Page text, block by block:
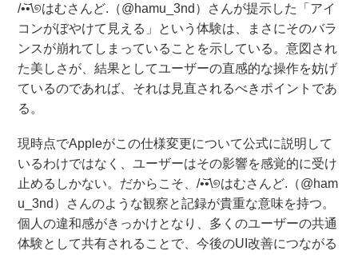
/•᷅•᷄\୭はむさんど.（@hamu_3nd）さんが提示した「アイ
コンがぼやけて見える」という体験は、まさにそのバラ
ンスが崩れてしまっていることを示している。意図され
た美しさが、結果としてユーザーの直感的な操作を妨げ
ているのであれば、それは見直されるべきポイントであ
る。
現時点でAppleがこの仕様変更について公式に説明して
いるわけではなく、ユーザーはその影響を感覚的に受け
止めるしかない。だからこそ、/•᷅•᷄\୭はむさんど.（@ham
u_3nd）さんのような観察と記録が貴重な意味を持つ。
個人の違和感がきっかけとなり、多くのユーザーの共通
体験として共有されることで、今後のUI改善につながる